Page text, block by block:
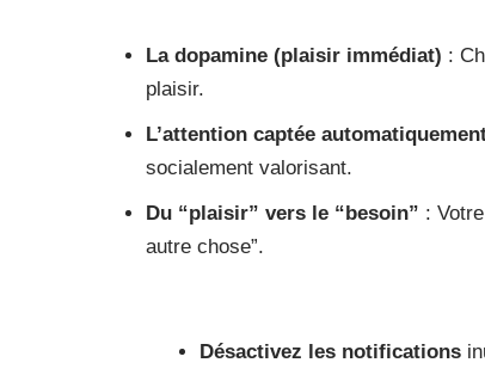
La dopamine (plaisir immédiat) :
plaisir.
L’attention captée
socialement valorisant.
Du “plaisir” vers le “besoin” :
autre chose”.
Désactivez les notifications